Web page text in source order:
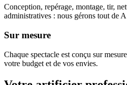
Conception, repérage, montage, tir,
administratives : nous gérons tout de
Sur mesure
Chaque spectacle est conçu sur
votre budget et de vos envies.